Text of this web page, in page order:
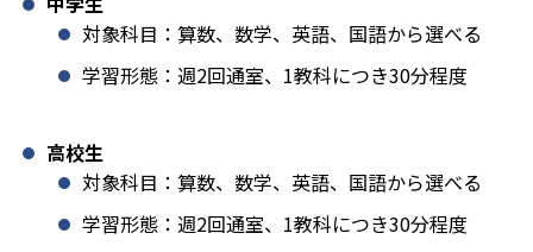
対象科目：算数、数学、英語、国語から選べる
学習形態：週2回通室、1教科につき30分程度
高校生
対象科目：算数、数学、英語、国語から選べる
学習形態：週2回通室、1教科につき30分程度